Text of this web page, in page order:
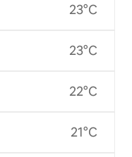
23°C
23°C
22°C
21°C